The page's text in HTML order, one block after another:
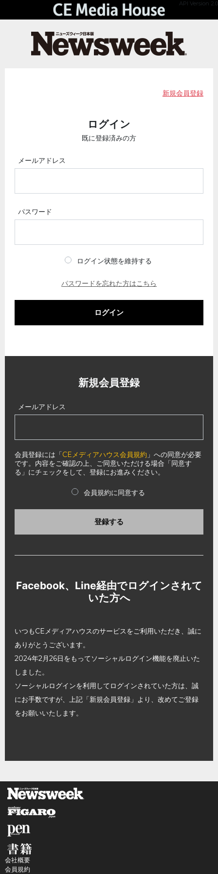
API Version 2.0
新規会員登録
ログイン
既に登録済みの方
メールアドレス
パスワード
ログイン状態を維持する
パスワードを忘れた方はこちら
ログイン
新規会員登録
メールアドレス
会員登録には「CEメディアハウス会員規約 」への同意が必要
です。内容をご確認の上、ご同意いただける場合「同意す
る」にチェックをして、登録にお進みください。
会員規約に同意する
登録する
Facebook、Line経由でログインされて
いた方へ
いつもCEメディアハウスのサービスをご利用いただき、誠に
ありがとうございます。
2024年2月26日をもってソーシャルログイン機能を廃止いた
しました。
ソーシャルログインを利用してログインされていた方は、誠
にお手数ですが、上記「新規会員登録」より、改めてご登録
をお願いいたします。
会社概要
会員規約